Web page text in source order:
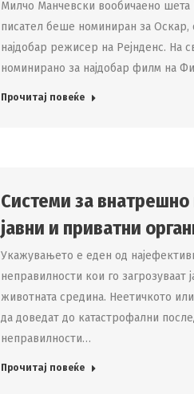
Милчо Манчевски вообичаено шета
писател беше номиниран за Оскар,
најдобар режисер на Рејнденс. На
номинирано за најдобар филм на
Прочитај повеќе
Системи за
јавни и приватни
Укажувањето е еден од
неправилности кои го загрозуваат
животната средина. Неетичкото
да доведат до катастрофални
неправилности…
Прочитај повеќе